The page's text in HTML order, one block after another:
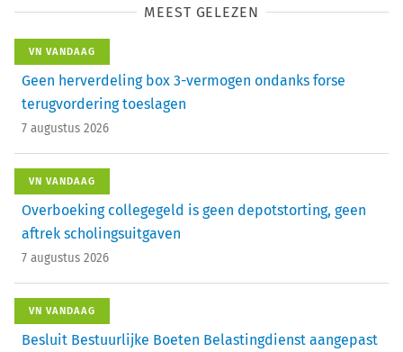
MEEST GELEZEN
VN VANDAAG
Geen herverdeling box 3-vermogen ondanks forse
terugvordering toeslagen
7 augustus 2026
VN VANDAAG
Overboeking collegegeld is geen depotstorting, geen
aftrek scholingsuitgaven
7 augustus 2026
VN VANDAAG
Besluit Bestuurlijke Boeten Belastingdienst aangepast